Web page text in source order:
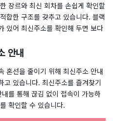
장르와 최신 회차를 손쉽게 확인할
합한 구조를 갖추고 있습니다. 블랙
있어 최신주소를 확인해 두면 보다
안내
혼선을 줄이기 위해 최신주소 안내
고 있습니다. 최신주소를 즐겨찾기
를 통해 끊김 없이 접속이 가능하
확인할 수 있습니다.